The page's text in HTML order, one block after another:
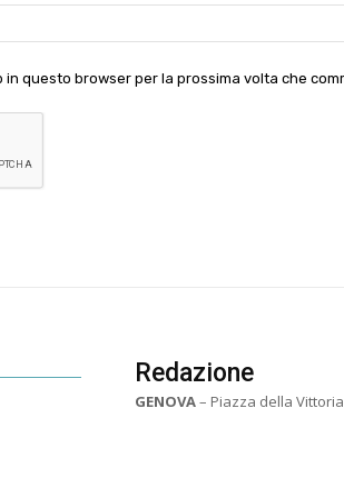
in questo browser per la prossima volta che
Redazione
GENOVA– Piazza della Vittoria